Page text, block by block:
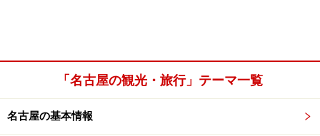
「名古屋の観光・旅行」テーマ一覧
名古屋の基本情報